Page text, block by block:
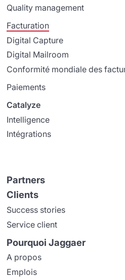
Quality management
Facturation
Digital Capture
Digital Mailroom
Conformité mondiale des
Paiements
Catalyze
Intelligence
Intégrations
Partners
Clients
Success stories
Service client
Pourquoi Jaggaer
A propos
Emplois